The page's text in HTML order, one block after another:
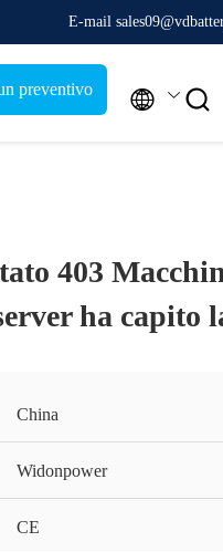
E-mail
preventivo  
403
ha capito
China
Widonpower
CE